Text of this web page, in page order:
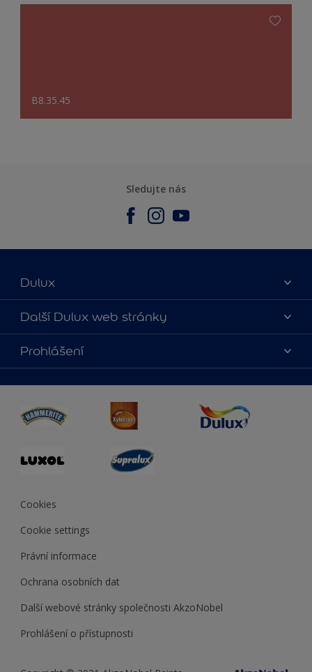
B8.35.45
Sledujte nás
Dulux
O nás
Kontaktujte nás
Najít obchod
Další Dulux web stránky
duluxmalir.cz
duluxmaliar.sk
duluxprodejnabarev.cz
duluxpredajnafarieb.sk
Prohlášení
Cookies
Cookie settings
Právní informace
Ochrana osobních dat
Další webové stránky společnosti AkzoNobel
Prohlášení o přístupnosti